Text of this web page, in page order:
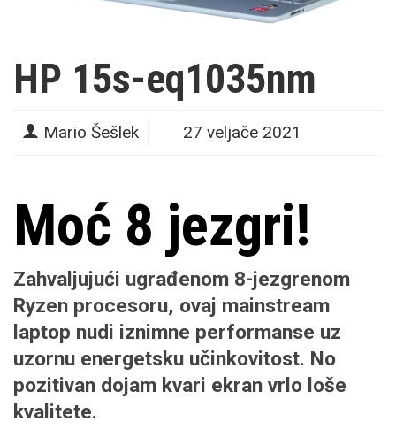
HP 15s-eq1035nm
Mario Šešlek 27 veljače 2021
Moć 8 jezgri!
Zahvaljujući ugrađenom 8-jezgrenom
Ryzen procesoru, ovaj mainstream
laptop nudi iznimne performanse uz
uzornu energetsku učinkovitost. No
pozitivan dojam kvari ekran vrlo loše
kvalitete.